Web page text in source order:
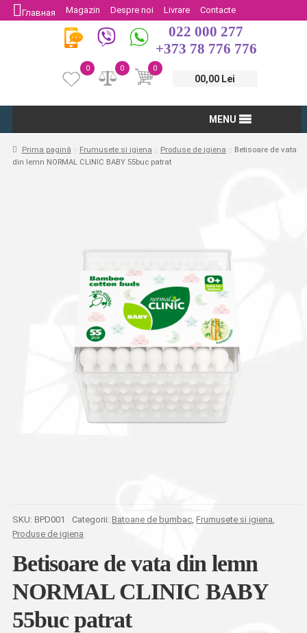
Главная Magazin Despre noi Livrare
Contacte
Protectia Consumatorului
Întoarcere
022 000 277
+373 78 776 776
0
00,00 Lei
0
0
MENU
Prima pagină Frumusete si igiena Produse de igiena
Betisoare de vata
din lemn NORMAL CLINIC BABY 55buc patrat
SKU: ВPD001 Categorii: Batoane de bumbac,Frumusete si igiena,
Produse de igiena
Betisoare de vata din lemn
NORMAL CLINIC BABY
55buc patrat